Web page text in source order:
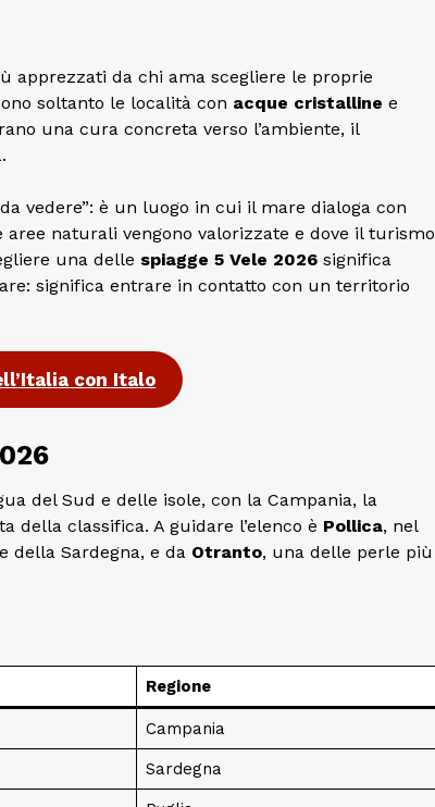
apprezzati da chi ama scegliere le proprie
soltanto le località con acque cristalline e
una cura concreta verso l’ambiente, il
vedere”: è un luogo in cui il mare dialoga con
naturali vengono valorizzate e dove il turismo
una delle spiagge 5 Vele 2026 significa
significa entrare in contatto con un territorio
con Italo
del Sud e delle isole, con la Campania, la
della classifica. A guidare l’elenco è Pollica, nel
della Sardegna, e da Otranto, una delle perle più
Regione
Campania
Sardegna